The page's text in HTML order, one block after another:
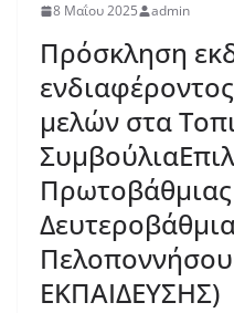
8 Μαΐου 2025 admin
Πρόσκληση
μελών στα
Πρωτοβάθμιας
ΕΚΠΑΙΔΕΥΣΗΣ)